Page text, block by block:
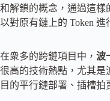
和解鎖的概念，通過這樣
以對原有鏈上的 Token 進
在衆多的跨鏈項目中， 波
很高的技術熱點，尤其是
目的平行鏈部署、插槽拍